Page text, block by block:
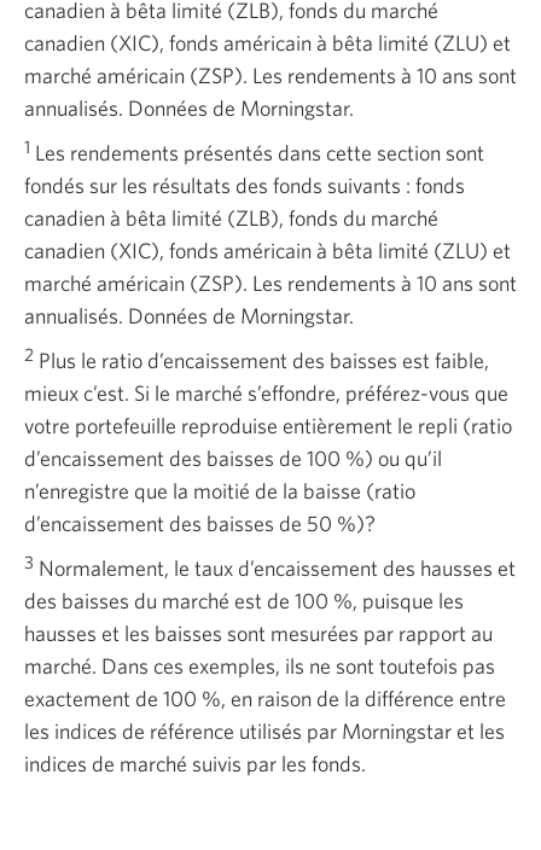
canadien à bêta limité (ZLB), fonds du marché
canadien (XIC), fonds américain à bêta limité (ZLU) et
marché américain (ZSP). Les rendements à 10 ans sont
annualisés. Données de Morningstar.
1 Les rendements présentés dans cette section sont
fondés sur les résultats des fonds suivants : fonds
canadien à bêta limité (ZLB), fonds du marché
canadien (XIC), fonds américain à bêta limité (ZLU) et
marché américain (ZSP). Les rendements à 10 ans sont
annualisés. Données de Morningstar.
2 Plus le ratio d’encaissement des baisses est faible,
mieux c’est. Si le marché s’effondre, préférez-vous que
votre portefeuille reproduise entièrement le repli (ratio
d’encaissement des baisses de 100 %) ou qu’il
n’enregistre que la moitié de la baisse (ratio
d’encaissement des baisses de 50 %)?
3 Normalement, le taux d’encaissement des hausses et
des baisses du marché est de 100 %, puisque les
hausses et les baisses sont mesurées par rapport au
marché. Dans ces exemples, ils ne sont toutefois pas
exactement de 100 %, en raison de la différence entre
les indices de référence utilisés par Morningstar et les
indices de marché suivis par les fonds.